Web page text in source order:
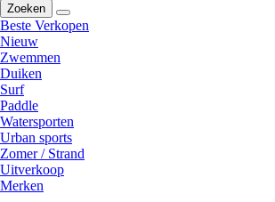
Zoeken
Beste Verkopen
Nieuw
Zwemmen
Duiken
Surf
Paddle
Watersporten
Urban sports
Zomer / Strand
Uitverkoop
Merken